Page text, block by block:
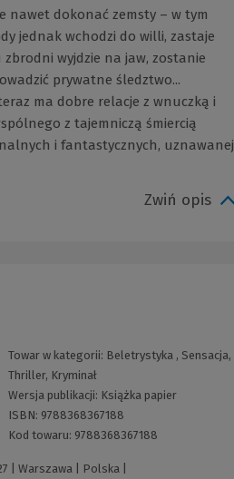
nawet dokonać zemsty – w tym
jednak wchodzi do willi, zastaje
wyjdzie na jaw, zostanie
prywatne śledztwo...
ma dobre relacje z wnuczką i
z tajemniczą śmiercią
i fantastycznych, uznawanej
Zwiń opis
Towar w kategorii: Beletrystyka, Sensacja,
Thriller, Kryminał
Wersja publikacji: Książka papier
ISBN: 9788368367188
Kod towaru: 9788368367188
| Warszawa | Polska |